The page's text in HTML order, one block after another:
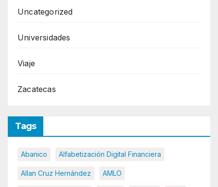
Uncategorized
Universidades
Viaje
Zacatecas
Tags
Abanico Alfabetización Digital Financiera
Allan Cruz Hernández AMLO